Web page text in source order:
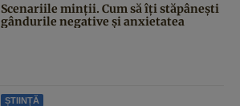
Scenariile minții. Cum să îți stăpânești
gândurile negative și anxietatea
ȘTIINȚĂ